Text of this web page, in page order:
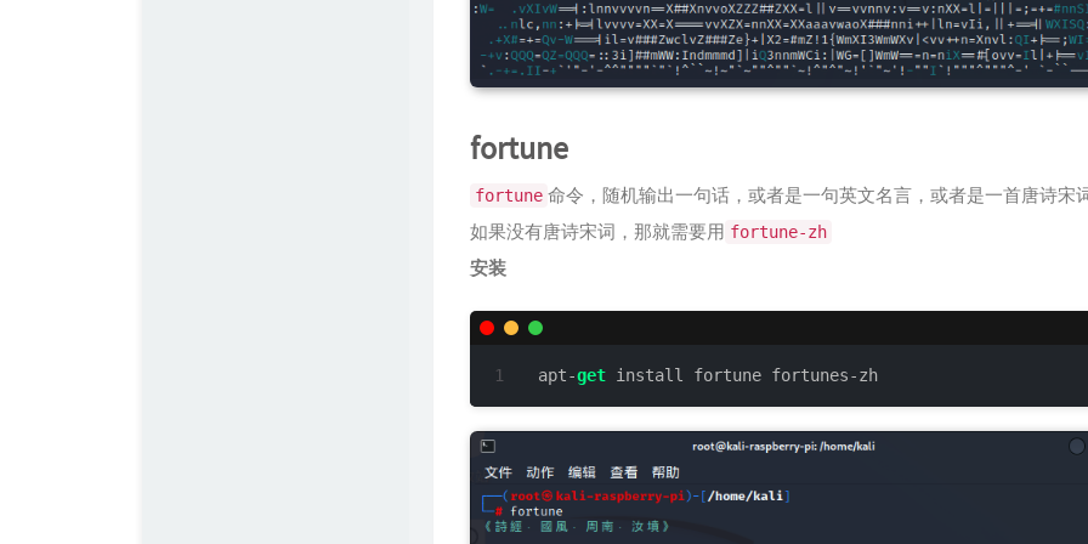
fortune
fortune 命令，随机输出一句话，或者是一句英文名言，或者是一首唐诗宋
如果没有唐诗宋词，那就需要用 fortune-zh
安装
apt-get install fortune fortunes-zh